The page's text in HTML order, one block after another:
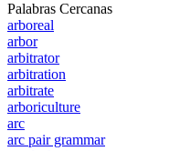
Palabras Cercanas
arboreal
arbor
arbitrator
arbitration
arbitrate
arboriculture
arc
arc pair grammar